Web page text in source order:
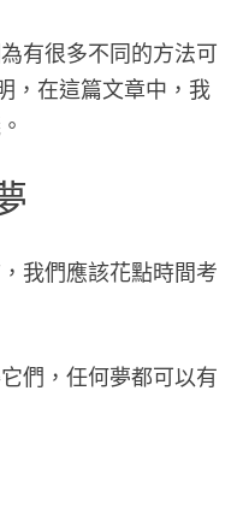
有很多不同的方法可
，在這篇文章中，我
我們應該花點時間考
們，任何夢都可以有